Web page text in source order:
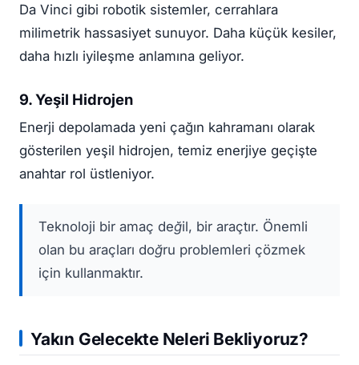
Da Vinci gibi robotik sistemler, cerrahlara
milimetrik hassasiyet sunuyor. Daha küçük kesiler,
daha hızlı iyileşme anlamına geliyor.
9. Yeşil Hidrojen
Enerji depolamada yeni çağın kahramanı olarak
gösterilen yeşil hidrojen, temiz enerjiye geçişte
anahtar rol üstleniyor.
Teknoloji bir amaç değil, bir araçtır. Önemli
olan bu araçları doğru problemleri çözmek
için kullanmaktır.
Yakın Gelecekte Neleri Bekliyoruz?